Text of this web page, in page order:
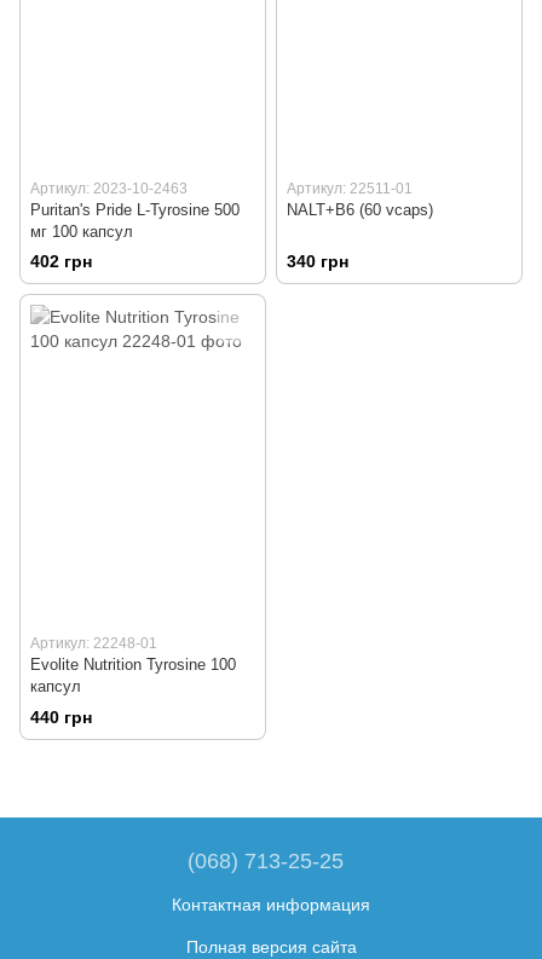
Артикул: 2023-10-2463
Puritan's Pride L-Tyrosine 500
мг 100 капсул
402 грн
Артикул: 22511-01
NALT+B6 (60 vcaps)
340 грн
Артикул: 22248-01
Evolite Nutrition Tyrosine 100
капсул
440 грн
(068) 713-25-25
Контактная информация
Полная версия сайта